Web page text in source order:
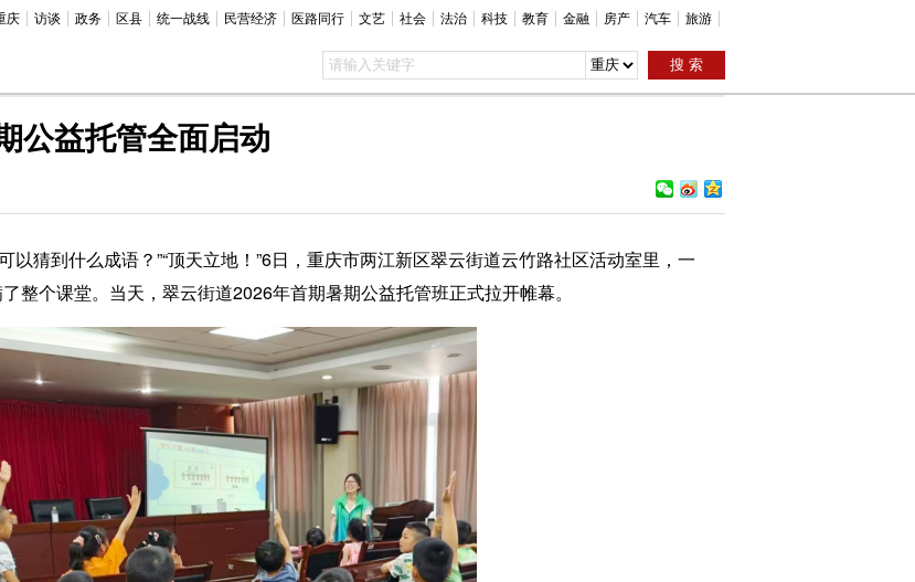
庆 访谈 政务 区县 统一战线 民营经济 医路同行 文艺 社会 法治 科技 教育 金融 房产 汽车 旅游
公益托管全面启动
猜到什么成语？”“顶天立地！”6日，重庆市两江新区翠云街道云竹路社区活动室里，一
整个课堂。当天，翠云街道2026年首期暑期公益托管班正式拉开帷幕。